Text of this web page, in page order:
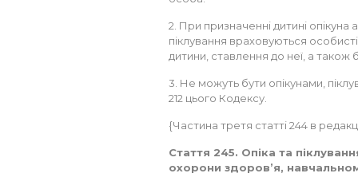
2. При призначенні дитині опікуна
піклування враховуються
дитини, ставлення до неї, а також
3. Не можуть бути опікунами,
212 цього Кодексу.
{Частина третя статті 244 в
Стаття 245. Опіка та
охорони здоров’я,